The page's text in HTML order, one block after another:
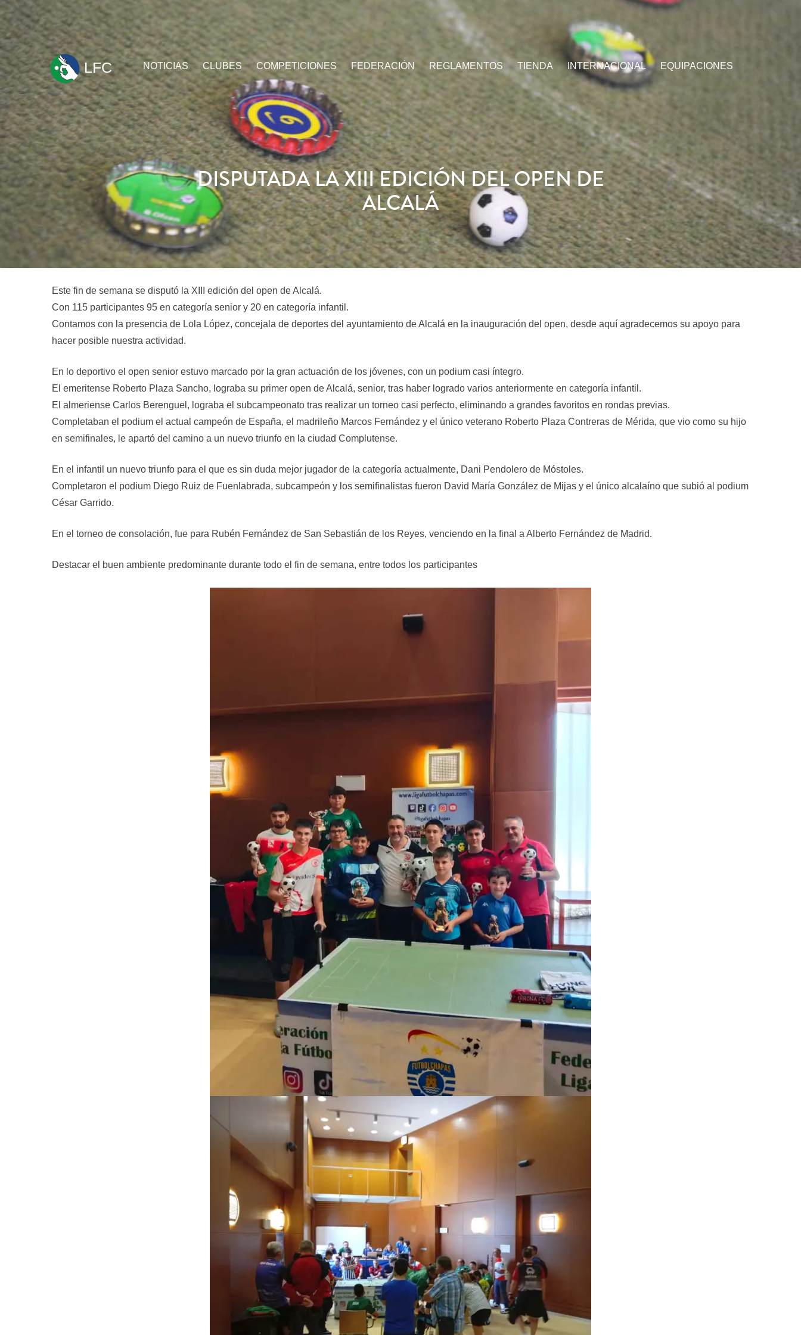
ir
al
contenido
LFC NOTICIAS CLUBES COMPETICIONES FEDERACIÓN REGLAMENTOS TIENDA INTERNACIONAL EQUIPACIONES
DISPUTADA LA XIII EDICIÓN DEL OPEN DE
ALCALÁ
Este fin de semana se disputó la XIII edición del open de Alcalá.
Con 115 participantes 95 en categoría senior y 20 en categoría infantil.
Contamos con la presencia de Lola López, concejala de deportes del ayuntamiento de Alcalá en la inauguración del open, desde aquí agradecemos su apoyo para
hacer posible nuestra actividad.
En lo deportivo el open senior estuvo marcado por la gran actuación de los jóvenes, con un podium casi íntegro.
El emeritense Roberto Plaza Sancho, lograba su primer open de Alcalá, senior, tras haber logrado varios anteriormente en categoría infantil.
El almeriense Carlos Berenguel, lograba el subcampeonato tras realizar un torneo casi perfecto, eliminando a grandes favoritos en rondas previas.
Completaban el podium el actual campeón de España, el madrileño Marcos Fernández y el único veterano Roberto Plaza Contreras de Mérida, que vio como su hijo
en semifinales, le apartó del camino a un nuevo triunfo en la ciudad Complutense.
En el infantil un nuevo triunfo para el que es sin duda mejor jugador de la categoría actualmente, Dani Pendolero de Móstoles.
Completaron el podium Diego Ruiz de Fuenlabrada, subcampeón y los semifinalistas fueron David María González de Mijas y el único alcalaíno que subió al podium
César Garrido.
En el torneo de consolación, fue para Rubén Fernández de San Sebastián de los Reyes, venciendo en la final a Alberto Fernández de Madrid.
Destacar el buen ambiente predominante durante todo el fin de semana, entre todos los participantes